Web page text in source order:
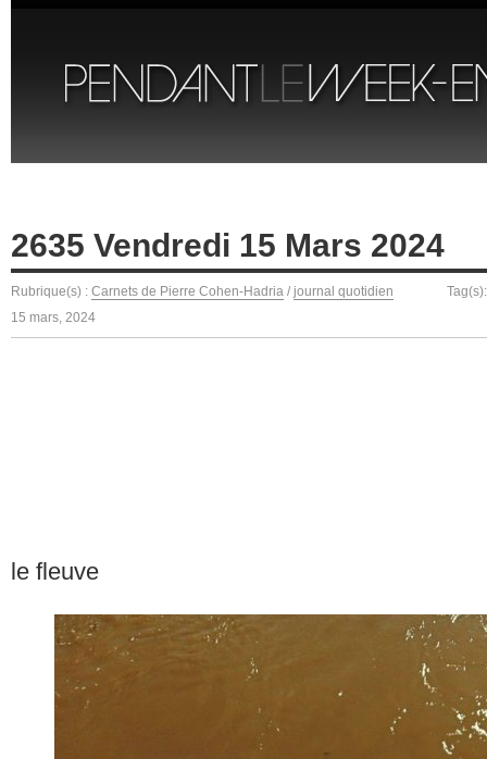
2635 Vendredi 15 Mars 2024
Rubrique(s) : Carnets de Pierre Cohen-Hadria / journal quotidien
15 mars, 2024
le fleuve